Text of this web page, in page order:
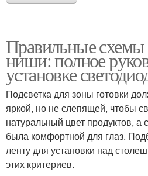
Правильные схемы
ниши: полное
установке
Подсветка для зоны готовки
яркой, но не слепящей, чтобы
натуральный цвет продуктов, а
была комфортной для глаз.
ленту для установки над
этих критериев.